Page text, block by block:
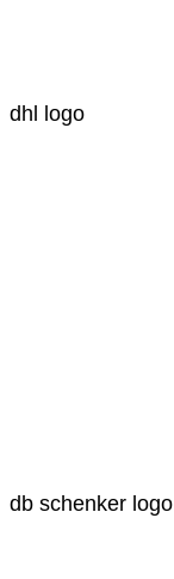
dhl logo
db schenker logo